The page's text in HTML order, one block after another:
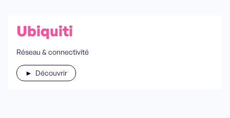
Ubiquiti
Réseau & connectivité
► Découvrir